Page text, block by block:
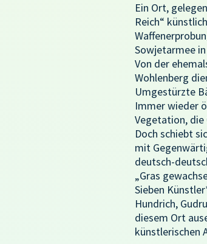
Ein Ort,
Reich“
Sowjetarmee
Von der
Wohlenberg
Umgestürzte
Immer wieder
Vegetation, die
Doch schiebt
mit
deutsch-
„Gras
Sieben
Hundrich,
diesem Ort
künstlerischen